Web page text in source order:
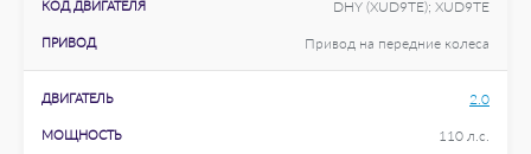
КОД ДВИГАТЕЛЯ DHY (XUD9TE); XUD9TE
ПРИВОД Привод на передние колеса
ДВИГАТЕЛЬ 2.0
МОЩНОСТЬ 110 л.с.